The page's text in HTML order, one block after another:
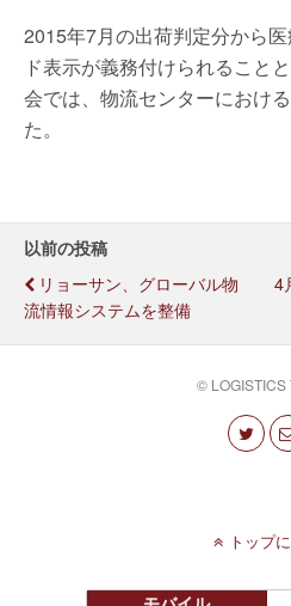
2015年7月の出荷判定分から
ド表示が義務付けられること
会では、物流センターにおけ
た。
以前の投稿
リョーサン、グローバル物
流情報システムを整備
4
© LOGISTICS
トップ